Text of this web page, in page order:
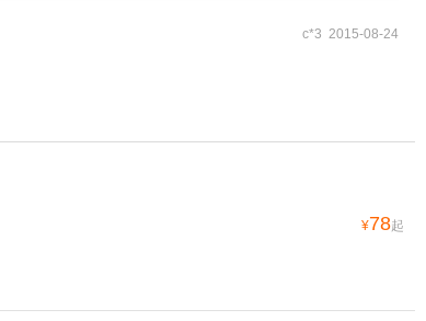
c*3 2015-08-24
¥78起